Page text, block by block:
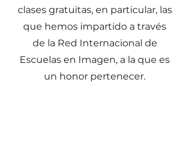
clases gratuitas, en particular, las
que hemos impartido a través
de la Red Internacional de
Escuelas en Imagen, a la que es
un honor pertenecer.